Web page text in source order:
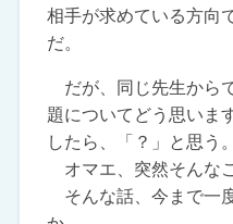
相手が求めている方向
だ。
だが、同じ先生から
題についてどう思いま
したら、「？」と思う。
オマエ、突然そんな
そんな話、今まで一